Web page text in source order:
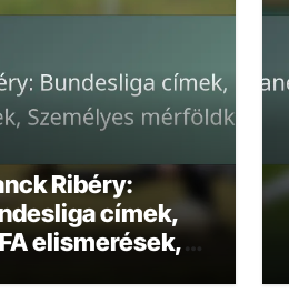
Ribéry:
címek,
elismerések,